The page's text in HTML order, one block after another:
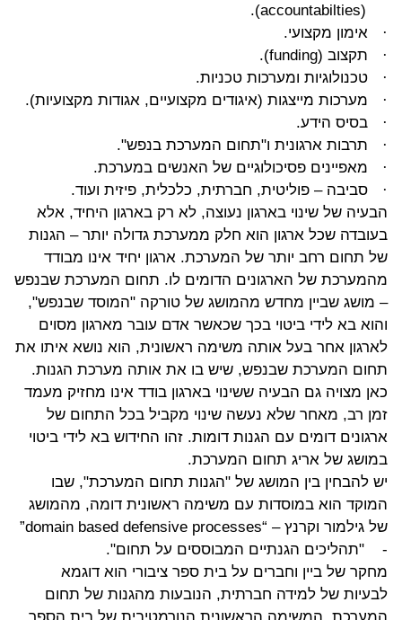
(accountabilties)
.
· אימון מקצועי.
· תקצוב (funding)
.
· טכנולוגיות ומערכות טכניות.
· מערכות מייצגות (איגודים מקצועיים, אגודות מקצועיות).
· בסיס הידע.
· תרבות ארגונית ו"תחום המערכת בנפש".
· מאפיינים פסיכולוגיים של האנשים במערכת.
·
סביבה – פוליטית, חברתית, כלכלית, פיזית ועוד.
הבעיה של שינוי בארגון נעוצה, לא רק בארגון היחיד, אלא
בעובדה שכל ארגון הוא חלק ממערכת גדולה יותר – הגנות
של תחום רחב יותר של המערכת. ארגון יחיד אינו מבודד
מהמערכת של הארגונים הדומים לו. תחום המערכת שבנפש
– מושג שביין מחדש מהמושג של טורקה "המוסד שבנפש",
והוא בא לידי ביטוי בכך שכאשר אדם עובר מארגון מסוים
לארגון אחר בעל אותה משימה ראשונית, הוא נושא איתו את
תחום המערכת שבנפש, שיש בו את אותה מערכת הגנות.
כאן מצויה גם הבעיה ששינוי בארגון בודד אינו מחזיק מעמד
זמן רב, מאחר שלא נעשה שינוי מקביל בכל התחום של
ארגונים דומים עם הגנות דומות. זהו החידוש בא לידי ביטוי
במושג של אריג תחום המערכת.
יש להבחין בין המושג של "הגנות תחום המערכת", שבו
המוקד הוא במוסדות עם משימה ראשונית דומה, מהמושג
של גילמור וקרנץ – “domain based defensive processes
”
-
"תהליכים הגנתיים המבוססים על תחום".
מחקר של ביין וחברים על בית ספר ציבורי הוא דוגמא
לבעיות של למידה חברתית, הנובעות מהגנות של תחום
המערכת. המשימה הראשונית הנורמטיבית של בית הספר